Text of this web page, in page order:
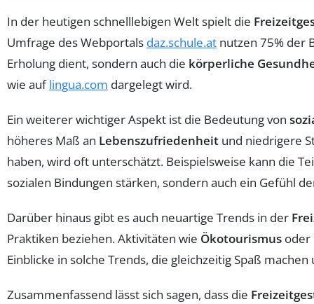
In der heutigen schnelllebigen Welt spielt die
Umfrage des Webportals daz.schule.at nutzen 75% der
Erholung dient, sondern auch die körperliche
wie auflingua.com dargelegt wird.
Ein weiterer wichtiger Aspekt ist die Bedeutung von
höheres Maß an Lebenszufriedenheit und niedrigere
haben, wird oft unterschätzt. Beispielsweise kann die
sozialen Bindungen stärken, sondern auch ein Gefühl
Darüber hinaus gibt es auch neuartige Trends in der
Praktiken beziehen. Aktivitäten wie Ökotourismus oder
Einblicke in solche Trends, die gleichzeitig Spaß
Zusammenfassend lässt sich sagen, dass die